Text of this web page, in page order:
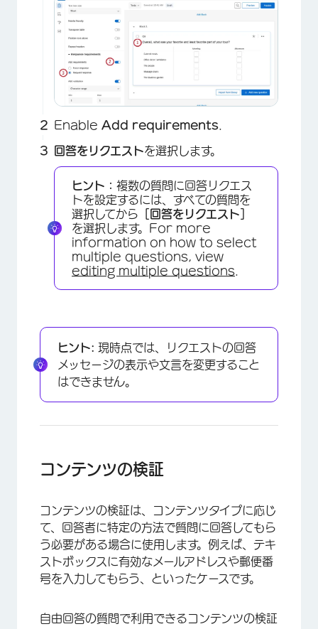
Enable Add requirements
回答をリクエストを選択します。
ヒント： 複数の質問に回答リクエス
トを設定するには、すべての質問を
選択してから ［回答をリクエスト］
を選択します。For more
information on how to select
multiple questions, view
editing multiple questions
ヒント: 現時点では、リクエストの回答
メッセージの表示や文言を変更すること
はできません。
コンテンツの検証
コンテンツの検証は、コンテンツタイプに応じ
て、回答者に特定の方法で質問に回答してもら
う必要がある場合に使用します。例えば、テキ
ストボックスに有効なメールアドレスや郵便番
号を入力してもらう、といったケースです。
自由回答の質問で利用できるコンテンツの検証